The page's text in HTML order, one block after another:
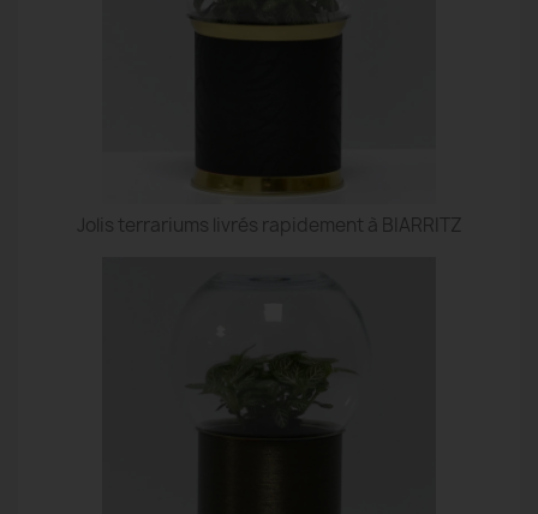
Jolis terrariums livrés rapidement à BIARRITZ